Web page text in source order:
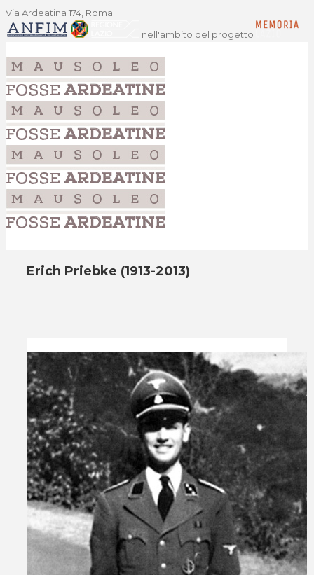
Via Ardeatina 174, Roma
nell'ambito del progetto
Erich Priebke (1913-2013)